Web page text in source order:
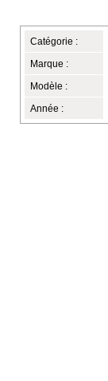
Catégorie :
Marque :
Modèle :
Année :